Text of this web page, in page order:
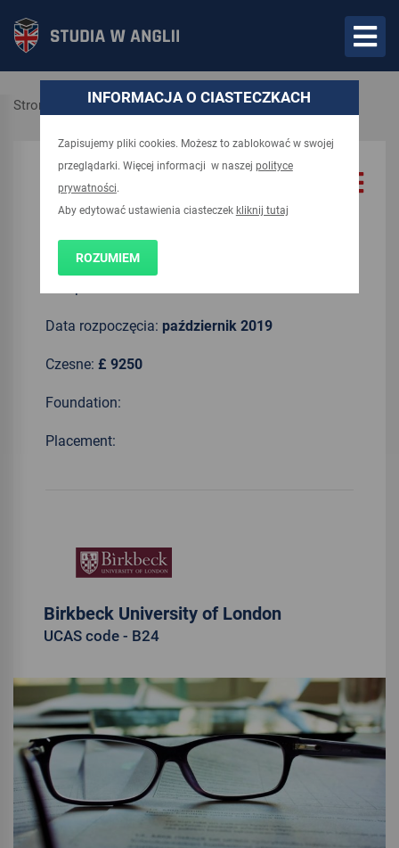
INFORMACJA O CIASTECZKACH
Zapisujemy pliki cookies. Możesz to zablokować w swojej
przeglądarki. Więcej informacji w naszej polityce
prywatności.
Aby edytować ustawienia ciasteczek kliknij tutaj
ROZUMIEM
Strona główna Kierunki
UCAS code:
Czas trwania: 3 lata
Data rozpoczęcia: październik 2019
Czesne: £ 9250
Foundation:
Placement:
Birkbeck University of London
UCAS code - B24